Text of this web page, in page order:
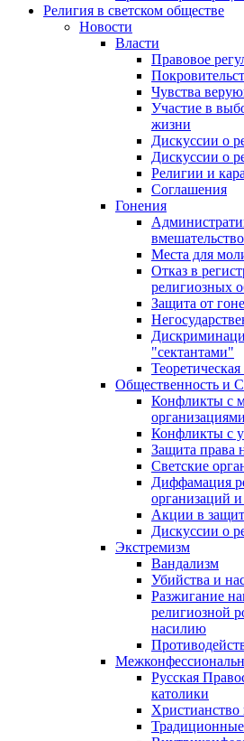
Религия в светском обществе
Новости
Власти
Правовое
Чувства
Участие в
жизни
Дискуссии о
Дискуссии о
Религии и
Соглашения
Гонения
вмешательство
Места для
Отказ в
религиозных
Защита от
"сектантами"
Теоретическая
Общественность и
Конфликты с
организациями
Конфликты с
Защита права
Светские
Диффамация
организаций
Акции в
Дискуссии о
Экстремизм
Вандализм
Убийства и
Разжигание
религиозной
насилию
Русская
католики
Христианство